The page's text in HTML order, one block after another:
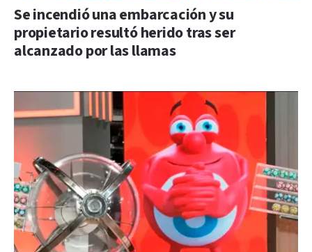
Se incendió una embarcación y su
propietario resultó herido tras ser
alcanzado por las llamas